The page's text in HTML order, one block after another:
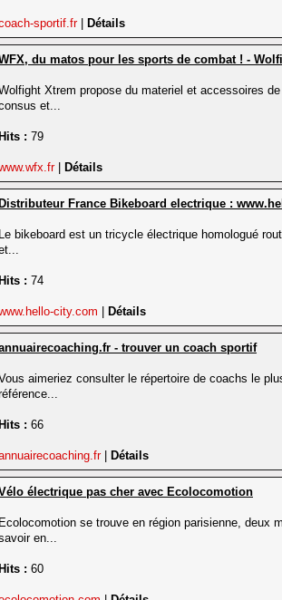
sportif.fr Détails
du matos pour les sports de combat ! -
Xtrem propose du materiel et accessoires
et...
Hits : 79
Détails
Distributeur France Bikeboard electrique :
Le bikeboard est un tricycle électrique homologué
Hits : 74
city.com Détails
- trouver un coach sportif
aimeriez consulter le répertoire de coachs le
Hits : 66
Détails
électrique pas cher avec Ecolocomotion
Ecolocomotion se trouve en région parisienne, deux
en...
Hits : 60